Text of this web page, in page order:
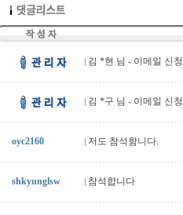
김 *현 님 - 이메일
김 *구 님 - 이메일
oyc2160 저도 참석함니다.
shkyunglsw 참석합니다